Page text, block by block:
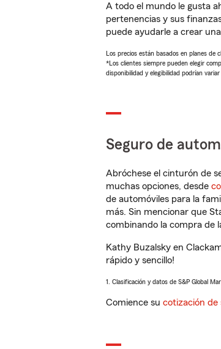
A todo el mundo le gusta
pertenencias y sus
puede ayudarle a crear
Los precios están basados en planes de
*Los clientes siempre pueden elegir
disponibilidad y elegibilidad podrían variar
Seguro de
Abróchese el cinturón de
muchas opciones, desde
de automóviles para la
más. Sin mencionar que
combinando la compra de
Kathy Buzalsky en
rápido y sencillo!
1. Clasificación y datos de S&P Global
Comience su cotización de